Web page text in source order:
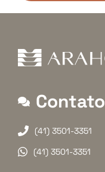
Contato
(41) 3501-3351
(41) 3501-3351